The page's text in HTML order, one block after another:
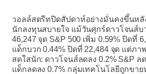
วอลล์สตรีทปิดสัปดาห์อย่างมั่นคงขึ้นหลั
นักลงทุนสบายใจ แม้วันศุกร์ดาวโจนส์บ
46,247 จุด S&P 500 เพิ่ม 0.59% ปิดที่
แด็กบวก 0.44% ปิดที่ 22,484 จุด แต่ภา
สดใสนัก: ดาวโจนส์ลดลง 0.2% S&P ล
แด็กลดลง 0.7% กลุ่มเทคโนโลยีถูกขา